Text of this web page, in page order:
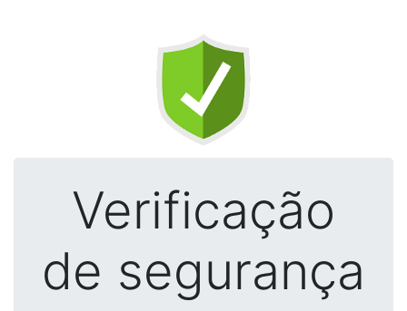
Verificação
de segurança